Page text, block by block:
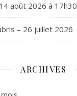
août 2026 à 17h30
– 26 juillet 2026
ARCHIVES